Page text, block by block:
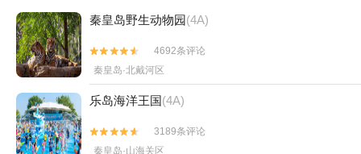
秦皇岛野生动物园(4A)


4692条评论
秦皇岛·北戴河区
乐岛海洋王国(4A)


3189条评论
秦皇岛·山海关区